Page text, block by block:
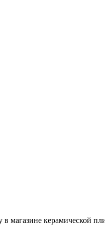
в магазине керамической